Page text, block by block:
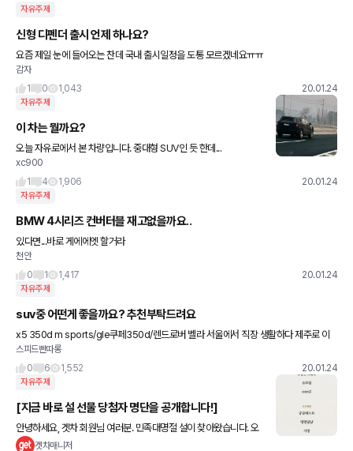
자유주제
신형 디펜더 출시 언제 하나요?
요즘 제일 눈에 들어오는 찬데 국내 출시일정을 도통 모르겠네요ㅠㅠ
감자
1
0 1,043 20.01.24
자유주제
이 차는 뭘까요?
오늘 자유로에서 본 차량입니다. 중대형 SUV인 듯 한데...
xc900
1
4 1,906 20.01.24
자유주제
BMW 4시리즈 컨버터블 재고없을까요..
있다면...바로 게에에엣 할거라
천안
0
1 1,417 20.01.24
자유주제
suv중 어떤게 좋을까요? 추천부탁드려요
x5 350d m sports/gle쿠페350d/렌드로버 벨라 서울에서 직장 생활하다 제주로 이
주한 7년차 자영업자 입니다 월 평균 수입은 2천 조금 더 되고요 현금1억 나머지 할부 생
각하고 있습
스피드빤따롱
0
6 1,552 20.01.24
자유주제
[지금 바로 설 선물 당첨자 명단을 공개합니다!]
안녕하세요, 겟차 회원님 여러분. 민족대명절 설이 찾아왔습니다. 오
랜만에 반가운 얼굴 볼 생각에, 여행 떠날 생각에 설레고 계신가요?
겟차매니저